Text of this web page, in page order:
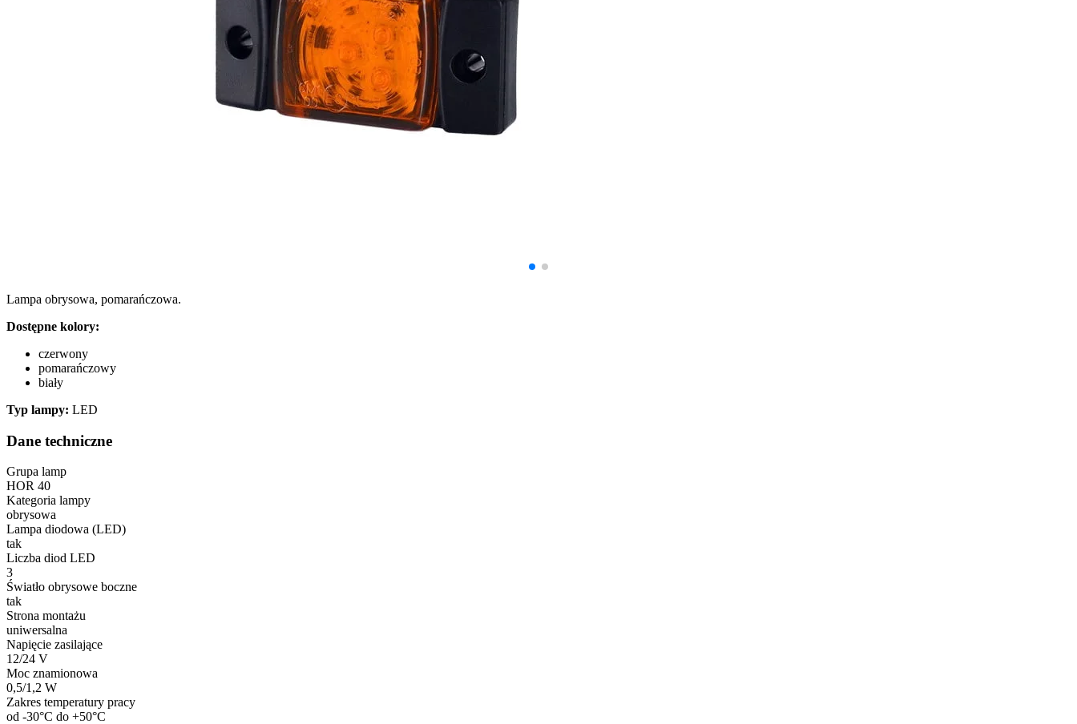
Lampa obrysowa, pomarańczowa.
Dostępne kolory:
czerwony
pomarańczowy
biały
Typ lampy: LED
Dane techniczne
Grupa lamp
HOR 40
Kategoria lampy
obrysowa
Lampa diodowa (LED)
tak
Liczba diod LED
3
Światło obrysowe boczne
tak
Strona montażu
uniwersalna
Napięcie zasilające
12/24 V
Moc znamionowa
0,5/1,2 W
Zakres temperatury pracy
od -30°C do +50°C
nich. Te pliki cookie nie przechowują żadnych danych umożliwiających identyfikację osoby.